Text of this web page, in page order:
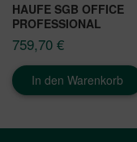
HAUFE SGB OFFICE
PROFESSIONAL
759,70 €
In den Warenkorb